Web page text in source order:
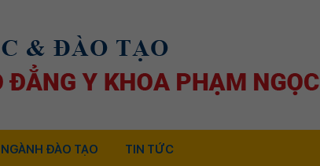
ĐÀO TẠO TIN TỨC